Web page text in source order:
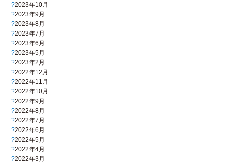
2023年10月
2023年9月
2023年8月
2023年7月
2023年6月
2023年5月
2023年2月
2022年12月
2022年11月
2022年10月
2022年9月
2022年8月
2022年7月
2022年6月
2022年5月
2022年4月
2022年3月